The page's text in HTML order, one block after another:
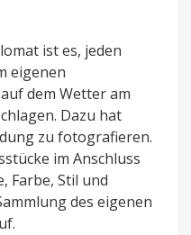
ist es, jeden
eigenen
dem Wetter am
Dazu hat
zu fotografieren.
im Anschluss
Farbe, Stil und
des eigenen